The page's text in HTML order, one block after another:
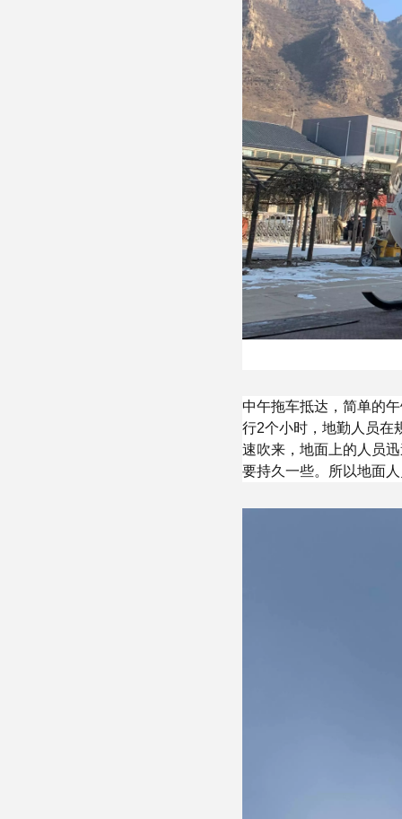
中午拖车抵达，简单的
行2个小时，地勤人员在
速吹来，地面上的人员
要持久一些。所以地面